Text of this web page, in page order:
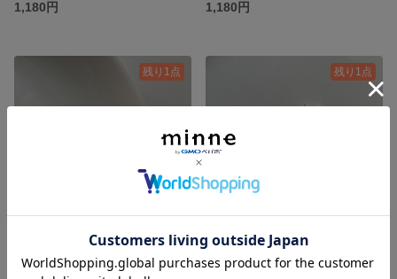
1,180円 1,180円
残り1点
淡水パールピアス 14kgf
1,280円
残り1点
1,280円